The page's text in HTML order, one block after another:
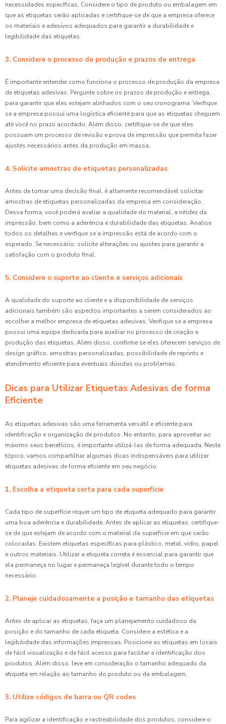
necessidades específicas. Considere o tipo de produto ou embalagem em
que as etiquetas serão aplicadas e certifique-se de que a empresa oferece
os materiais e adesivos adequados para garantir a durabilidade e
legibilidade das etiquetas.
3. Considere o processo de produção e prazos de entrega
É importante entender como funciona o processo de produção da empresa
de etiquetas adesivas. Pergunte sobre os prazos de produção e entrega,
para garantir que eles estejam alinhados com o seu cronograma. Verifique
se a empresa possui uma logística eficiente para que as etiquetas cheguem
até você no prazo acordado. Além disso, certifique-se de que eles
possuam um processo de revisão e prova de impressão que permita fazer
ajustes necessários antes da produção em massa.
4. Solicite amostras de etiquetas personalizadas
Antes de tomar uma decisão final, é altamente recomendável solicitar
amostras de etiquetas personalizadas da empresa em consideração.
Dessa forma, você poderá avaliar a qualidade do material, a nitidez da
impressão, bem como a aderência e durabilidade das etiquetas. Analise
todos os detalhes e verifique se a impressão está de acordo com o
esperado. Se necessário, solicite alterações ou ajustes para garantir a
satisfação com o produto final.
5. Considere o suporte ao cliente e serviços adicionais
A qualidade do suporte ao cliente e a disponibilidade de serviços
adicionais também são aspectos importantes a serem considerados ao
escolher a melhor empresa de etiquetas adesivas. Verifique se a empresa
possui uma equipe dedicada para auxiliar no processo de criação e
produção das etiquetas. Além disso, confirme se eles oferecem serviços de
design gráfico, amostras personalizadas, possibilidade de reprints e
atendimento eficiente para eventuais dúvidas ou problemas.
Dicas para Utilizar Etiquetas Adesivas de forma
Eficiente
As etiquetas adesivas são uma ferramenta versátil e eficiente para
identificação e organização de produtos. No entanto, para aproveitar ao
máximo seus benefícios, é importante utilizá-las de forma adequada. Neste
tópico, vamos compartilhar algumas dicas indispensáveis para utilizar
etiquetas adesivas de forma eficiente em seu negócio.
1. Escolha a etiqueta certa para cada superfície
Cada tipo de superfície requer um tipo de etiqueta adequado para garantir
uma boa aderência e durabilidade. Antes de aplicar as etiquetas, certifique-
se de que estejam de acordo com o material da superfície em que serão
colocadas. Existem etiquetas específicas para plástico, metal, vidro, papel
e outros materiais. Utilizar a etiqueta correta é essencial para garantir que
ela permaneça no lugar e permaneça legível durante todo o tempo
necessário.
2. Planeje cuidadosamente a posição e tamanho das etiquetas
Antes de aplicar as etiquetas, faça um planejamento cuidadoso da
posição e do tamanho de cada etiqueta. Considere a estética e a
legibilidade das informações impressas. Posicione as etiquetas em locais
de fácil visualização e de fácil acesso para facilitar a identificação dos
produtos. Além disso, leve em consideração o tamanho adequado da
etiqueta em relação ao tamanho do produto ou da embalagem.
3. Utilize códigos de barra ou QR codes
Para agilizar a identificação e rastreabilidade dos produtos, considere o